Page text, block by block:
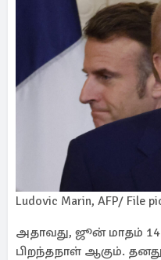
Ludovic Marin, AFP/ File
அதாவது, ஜூன் மாதம்
பிறந்தநாள் ஆகும்.